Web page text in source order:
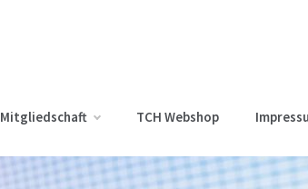
Mitgliedschaft TCH Webshop